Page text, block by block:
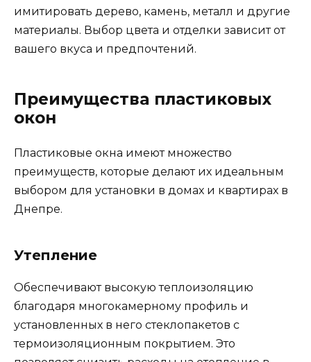
имитировать дерево, камень, металл и другие
материалы. Выбор цвета и отделки зависит от
вашего вкуса и предпочтений.
Преимущества пластиковых
окон
Пластиковые окна имеют множество
преимуществ, которые делают их идеальным
выбором для установки в домах и квартирах в
Днепре.
Утепление
Обеспечивают высокую теплоизоляцию
благодаря многокамерному профиль и
установленных в него стеклопакетов с
термоизоляционным покрытием. Это